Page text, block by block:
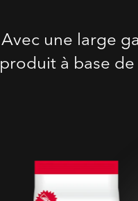
Avec une large
produit à base